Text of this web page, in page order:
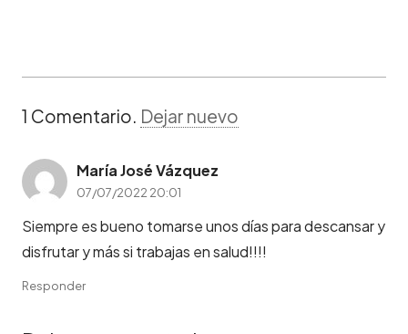
1 Comentario. Dejar nuevo
María José Vázquez
07/07/2022 20:01
Siempre es bueno tomarse unos días para descansar y
disfrutar y más si trabajas en salud!!!!
Responder